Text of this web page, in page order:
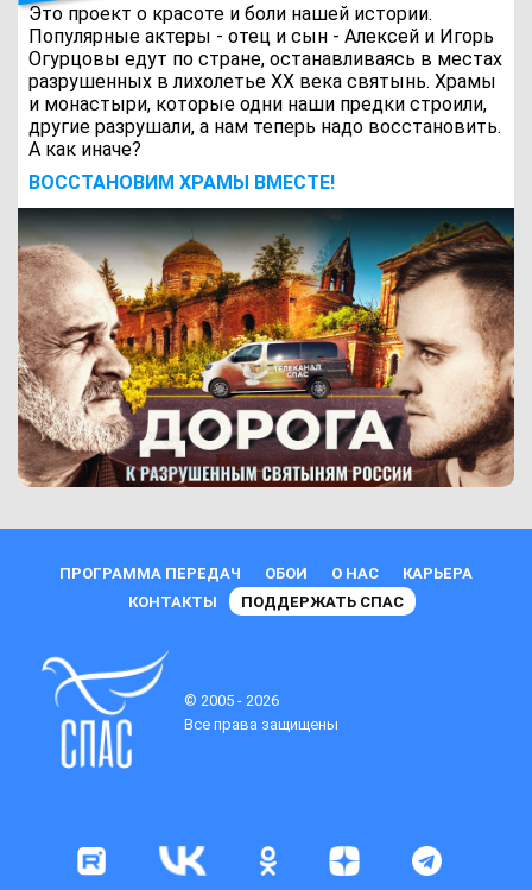
Это проект о красоте и боли нашей истории.
Популярные актеры - отец и сын - Алексей и Игорь
Огурцовы едут по стране, останавливаясь в местах
разрушенных в лихолетье ХХ века святынь. Храмы
и монастыри, которые одни наши предки строили,
другие разрушали, а нам теперь надо восстановить.
А как иначе?
ВОCСТАНОВИМ ХРАМЫ ВМЕСТЕ!
ПРОГРАММА ПЕРЕДАЧ ОБОИ О НАС
КАРЬЕРА
КОНТАКТЫ
ПОДДЕРЖАТЬ СПАС
© 2005 - 2026
Все права защищены